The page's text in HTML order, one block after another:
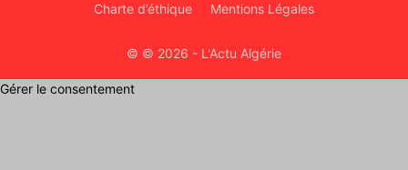
Charte d’éthique Mentions Légales
© © 2026 - L'Actu Algérie
Gérer le consentement